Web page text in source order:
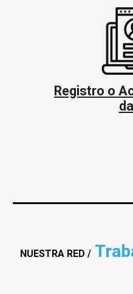
Registro o
NUESTRA RED /